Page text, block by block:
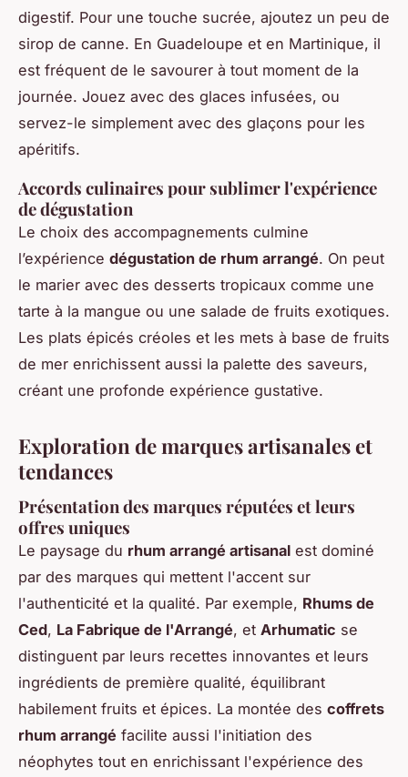
digestif. Pour une touche sucrée, ajoutez un peu de
sirop de canne. En Guadeloupe et en Martinique, il
est fréquent de le savourer à tout moment de la
journée. Jouez avec des glaces infusées, ou
servez-le simplement avec des glaçons pour les
apéritifs.
Accords culinaires pour sublimer l'expérience
de dégustation
Le choix des accompagnements culmine
l’expérience dégustation de rhum arrangé. On peut
le marier avec des desserts tropicaux comme une
tarte à la mangue ou une salade de fruits exotiques.
Les plats épicés créoles et les mets à base de fruits
de mer enrichissent aussi la palette des saveurs,
créant une profonde expérience gustative.
Exploration de marques artisanales et
tendances
Présentation des marques réputées et leurs
offres uniques
Le paysage du rhum arrangé artisanal est dominé
par des marques qui mettent l'accent sur
l'authenticité et la qualité. Par exemple, Rhums de
Ced, La Fabrique de l'Arrangé, et Arhumatic se
distinguent par leurs recettes innovantes et leurs
ingrédients de première qualité, équilibrant
habilement fruits et épices. La montée des coffrets
rhum arrangé facilite aussi l'initiation des
néophytes tout en enrichissant l'expérience des